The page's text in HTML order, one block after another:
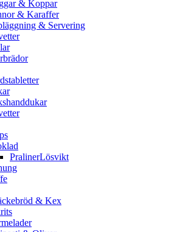
& Koppar
& Karaffer
& Servering
PralinerLösvikt
& Kex